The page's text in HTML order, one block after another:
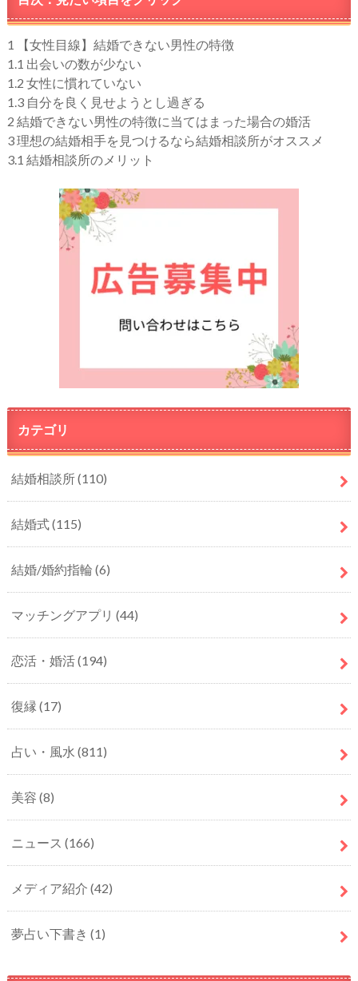
1
【女性目線】結婚できない男性の特徴
1.1 出会いの数が少ない
1.2 女性に慣れていない
1.3自分を良く見せようとし過ぎる
2 結婚できない男性の特徴に当てはまった場合の婚活
3理想の結婚相手を見つけるなら結婚相談所がオススメ
3.1 結婚相談所のメリット
カテゴリ
結婚相談所(110)
結婚式(115)
結婚/婚約指輪 (6)
マッチングアプリ (44)
恋活・婚活(194)
復縁 (17)
占い・風水 (811)
美容 (8)
ニュース (166)
メディア紹介 (42)
夢占い下書き (1)